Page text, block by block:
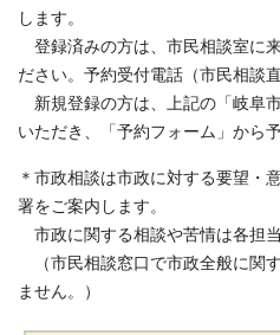
します。
登録済みの方は、市民相談室に
ださい。予約受付電話（市民相談
新規登録の方は、上記の「岐阜
いただき、「予約フォーム」から
＊市政相談は市政に対する要望・
署をご案内します。
市政に関する相談や苦情は各担
（市民相談窓口で市政全般に関
ません。）